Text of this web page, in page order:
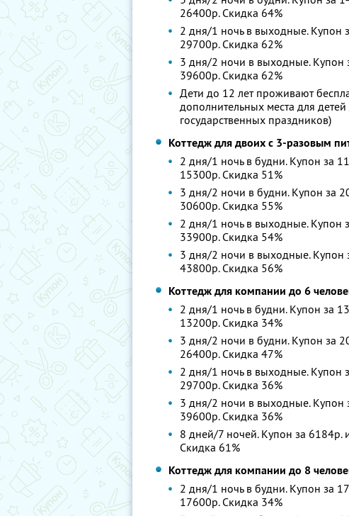
26400р. Скидка 64%
2 дня/1 ночь в выходные. Купон
29700р. Скидка 62%
3 дня/2 ночи в выходные. Купон
39600р. Скидка 62%
Дети до 12 лет проживают
дополнительных места для
государственных праздников)
Коттедж для двоих с 3-разовым
2 дня/1 ночь в будни. Купон за
15300р. Скидка 51%
3 дня/2 ночи в будни. Купон за
30600р. Скидка 55%
2 дня/1 ночь в выходные. Купон
33900р. Скидка 54%
3 дня/2 ночи в выходные. Купон
43800р. Скидка 56%
Коттедж для компании до 6
2 дня/1 ночь в будни. Купон за
13200р. Скидка 34%
3 дня/2 ночи в будни. Купон за
26400р. Скидка 47%
2 дня/1 ночь в выходные. Купон
29700р. Скидка 36%
3 дня/2 ночи в выходные. Купон
39600р. Скидка 36%
8 дней/7 ночей. Купон за 6184р.
Скидка 61%
Коттедж для компании до 8
2 дня/1 ночь в будни. Купон за
17600р. Скидка 34%